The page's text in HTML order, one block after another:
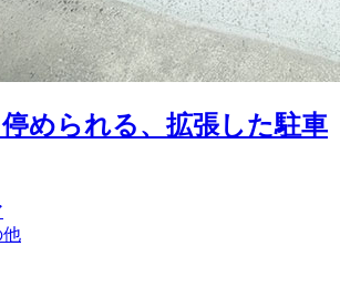
められる、拡張した駐車
他